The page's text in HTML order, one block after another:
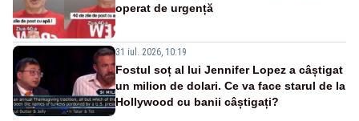
operat de urgență
31 iul. 2026, 10:19
Fostul soț al lui Jennifer Lopez a câștigat
un milion de dolari. Ce va face starul de la
Hollywood cu banii câștigați?